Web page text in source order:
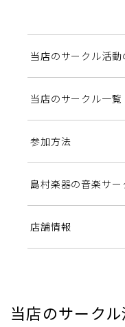
当店のサークル活
当店のサークル一覧
参加方法
島村楽器の音楽サー
店舗情報
当店のサーク